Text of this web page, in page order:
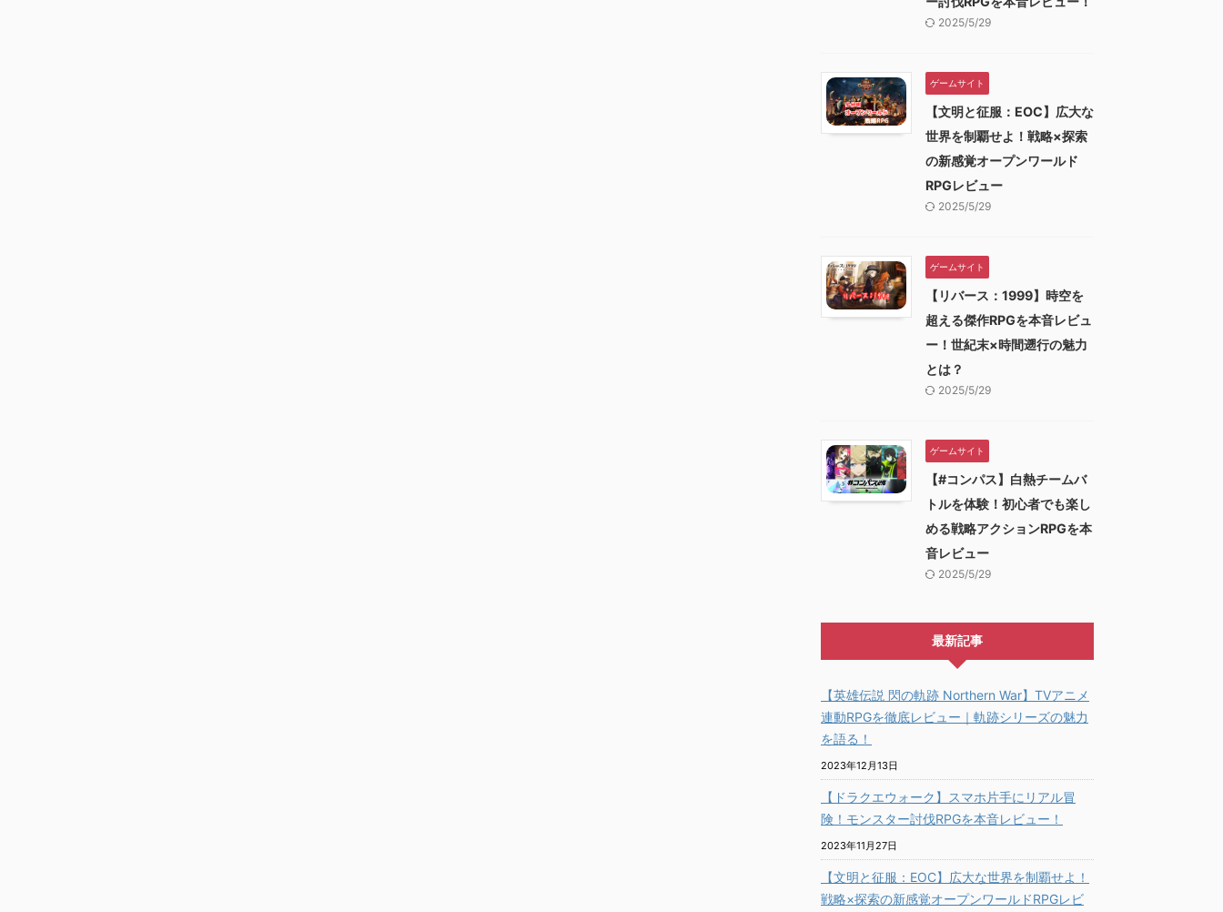
2025/5/29
ゲームサイト
【文明と征服：EOC】広大な
世界を制覇せよ！戦略×探索
の新感覚オープンワールド
RPGレビュー
2025/5/29
ゲームサイト
【リバース：1999】時空を
超える傑作RPGを本音レビュ
ー！世紀末×時間遡行の魅力
とは？
2025/5/29
ゲームサイト
【#コンパス】白熱チームバ
トルを体験！初心者でも楽し
める戦略アクションRPGを本
音レビュー
2025/5/29
最新記事
【英雄伝説 閃の軌跡 Northern War】TVアニメ
連動RPGを徹底レビュー｜軌跡シリーズの魅力
を語る！
2023年12月13日
【ドラクエウォーク】スマホ片手にリアル冒
険！モンスター討伐RPGを本音レビュー！
2023年11月27日
【文明と征服：EOC】広大な世界を制覇せよ！
戦略×探索の新感覚オープンワールドRPGレビ